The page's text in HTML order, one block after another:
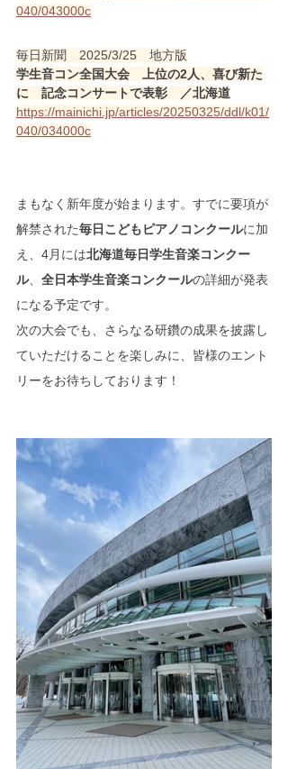
040/043000c
毎日新聞　2025/3/25　地方版
学生音コン全国大会　上位の2人、喜び新た
に　記念コンサートで表彰　／北海道
https://mainichi.jp/articles/20250325/ddl/k01/
040/034000c
まもなく新年度が始まります。すでに要項が
解禁された毎日こどもピアノコンクールに加
え、4月には北海道毎日学生音楽コンクー
ル、 全日本学生音楽コンクールの詳細が発表
になる予定です。
次の大会でも、さらなる研鑽の成果を披露し
ていただけることを楽しみに、皆様のエント
リーをお待ちしております！